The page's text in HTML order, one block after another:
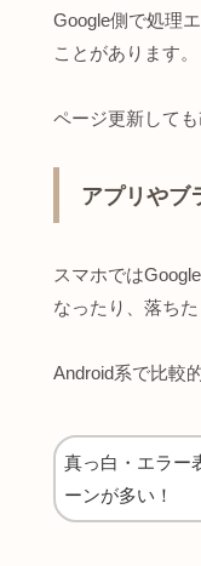
Google側で処理
ことがあります。
ページ更新して
アプリやブ
スマホでは
なったり、落ち
Android系で比較
真っ白・エラー
ーンが多い！